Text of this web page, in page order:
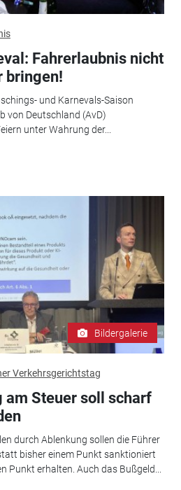
Fahrerlaubnis nicht
bringen!
und Karnevals-Saison
von Deutschland (AvD)
unter Wahrung der...
Bildergalerie
Verkehrsgerichtstag
am Steuer soll scharf
durch Ablenkung sollen die Führer
bisher einem Punkt sanktioniert
Punkt erhalten. Auch das Bußgeld...